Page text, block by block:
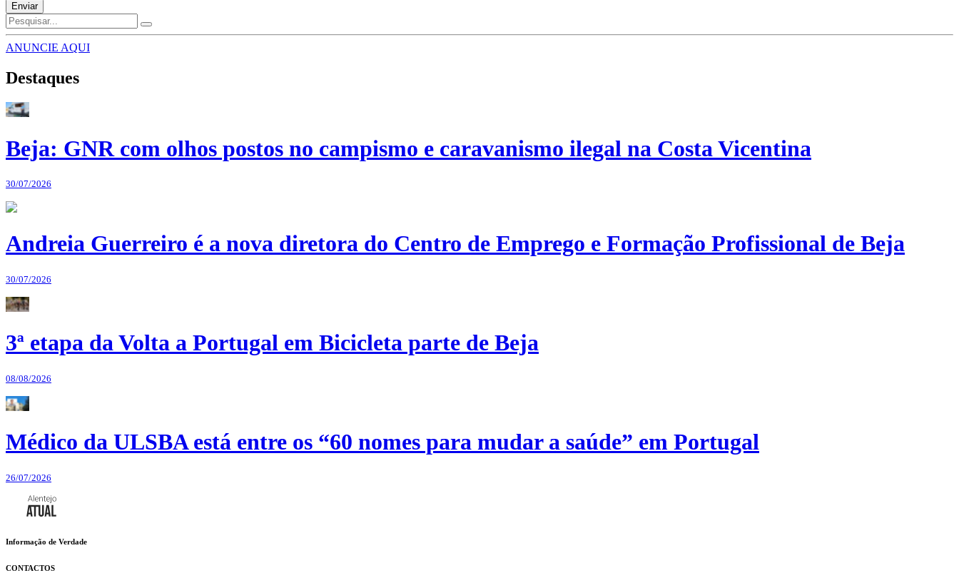
Enviar
ANUNCIE AQUI
Destaques
Beja: GNR com olhos postos no campismo e caravanismo ilegal na Costa Vicentina
30/07/2026
Andreia Guerreiro é a nova diretora do Centro de Emprego e Formação Profissional de Beja
30/07/2026
3ª etapa da Volta a Portugal em Bicicleta parte de Beja
08/08/2026
Médico da ULSBA está entre os “60 nomes para mudar a saúde” em Portugal
26/07/2026
Informação de Verdade
CONTACTOS